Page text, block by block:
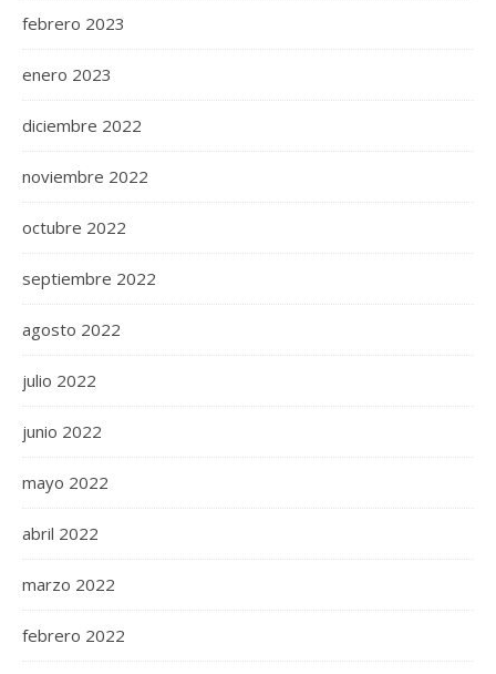
febrero 2023
enero 2023
diciembre 2022
noviembre 2022
octubre 2022
septiembre 2022
agosto 2022
julio 2022
junio 2022
mayo 2022
abril 2022
marzo 2022
febrero 2022